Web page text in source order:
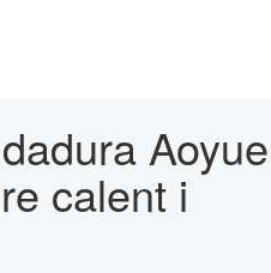
Aoyue
calent i